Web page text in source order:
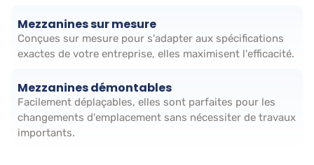
Mezzanines sur mesure
Conçues sur mesure pour s'adapter aux spécifications
exactes de votre entreprise, elles maximisent l'efficacité.
Mezzanines démontables
Facilement déplaçables, elles sont parfaites pour les
changements d'emplacement sans nécessiter de travaux
importants.